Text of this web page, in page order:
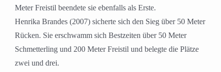
Meter Freistil beendete sie ebenfalls als Erste.
Henrika Brandes (2007) sicherte sich den Sieg über 50 Meter
Rücken. Sie erschwamm sich Bestzeiten über 50 Meter
Schmetterling und 200 Meter Freistil und belegte die Plätze
zwei und drei.